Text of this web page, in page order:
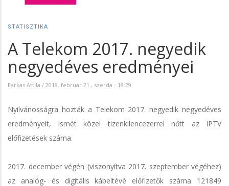
STATISZTIKA
A Telekom 2017. negyedik
negyedéves eredményei
Farkas Attila / 2018. február 21., szerda - 18:29
Nyilvánosságra hozták a Telekom 2017. negyedik negyedéves
eredményeit, ismét közel tizenkilencezerrel nőtt az IPTV
előfizetések száma.
2017. december végén (viszonyítva 2017. szeptember végéhez)
az analóg- és digitális kábeltévé előfizetők száma 121849